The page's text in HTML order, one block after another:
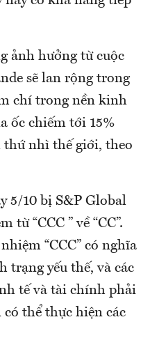
ảnh hưởng từ cuộc
sẽ lan rộng trong
chí trong nền kinh
ốc chiếm tới 15%
thứ nhì thế giới, theo
5/10 bị S&P Global
“CCC ” về “CC”.
“CCC” có nghĩa
trạng yếu thế, và các
tế và tài chính phải
thể thực hiện các